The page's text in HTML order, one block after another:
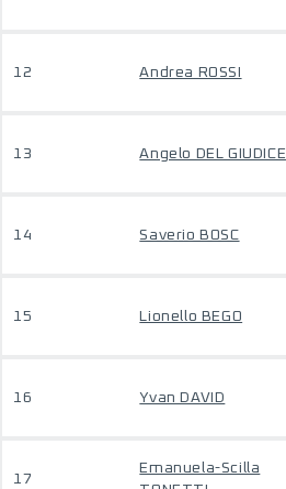
12 Andrea ROSSI
13 Angelo DEL GIUDICE
14 Saverio BOSC
15 Lionello BEGO
16 Yvan DAVID
17
Emanuela-Scilla